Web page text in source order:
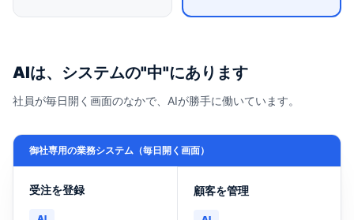
AIは、システムの"中"にあります
社員が毎日開く画面のなかで、AIが勝手に働いています。
御社専用の業務システム（毎日開く画面）
受注を登録 顧客を管理